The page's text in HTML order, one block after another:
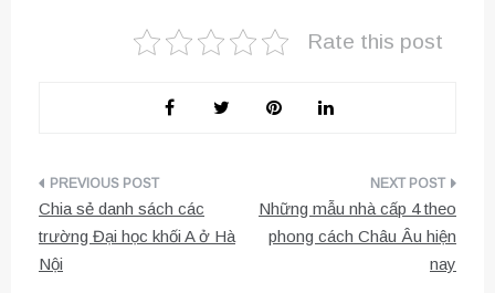
Rate this post
Điều
hướng
bài
Chia sẻ danh sách các
trường Đại học khối A ở Hà
Nội
Những mẫu nhà cấp 4 theo
phong cách Châu Âu hiện
nay